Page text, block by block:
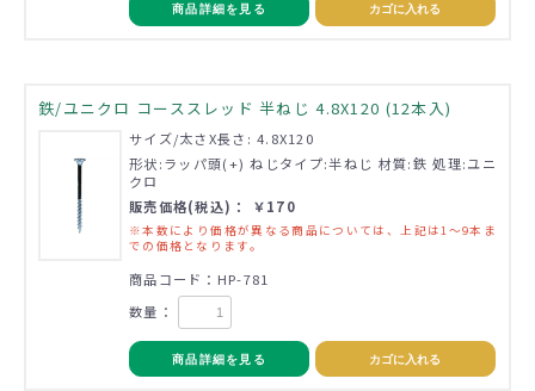
商品詳細を見る カゴに入れる
鉄/ユニクロ コーススレッド 半ねじ 4.8X120 (12本入)
サイズ/太さX長さ: 4.8X120
形状:ラッパ頭(+) ねじタイプ:半ねじ 材質:鉄 処理:ユニ
クロ
販売価格(税込)： ￥170
※本数により価格が異なる商品については、上記は1～9本ま
での価格となります。
商品コード：HP-781
数量：
商品詳細を見る カゴに入れる